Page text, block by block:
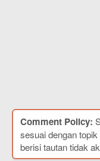
Comment Policy:
sesuai dengan
berisi tautan tidak